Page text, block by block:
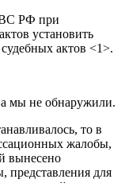
ВС РФ при
установить
актов <1>.
мы не обнаружили.
то в
жалобы,
вынесено
представления для